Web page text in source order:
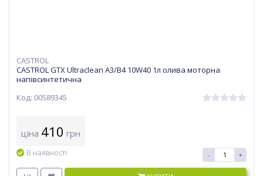
CASTROL
CASTROL GTX Ultraclean A3/B4 10W40 1л олива моторна
напівсинтетична
Код: 00589345
ціна 410 грн
В наявності - +